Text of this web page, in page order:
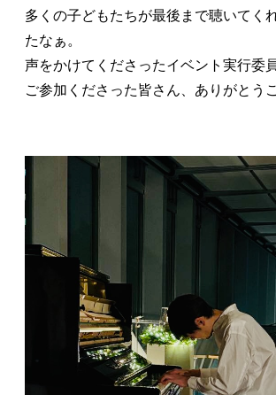
多くの子どもたちが最後まで聴いてく
たなぁ。
声をかけてくださったイベント実行委
ご参加くださった皆さん、ありがとう